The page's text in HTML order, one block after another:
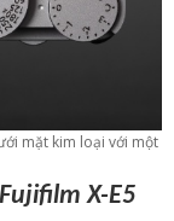
mặt kim loại với một
X-E5